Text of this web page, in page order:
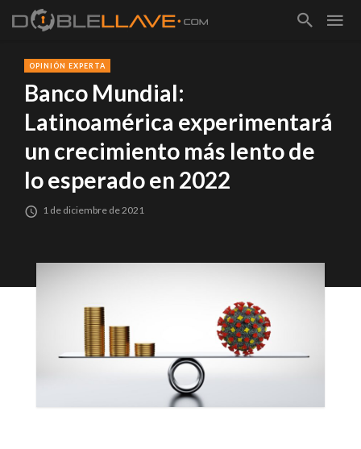
OPINIÓN EXPERTA
Banco Mundial:
Latinoamérica experimentará
un crecimiento más lento de
lo esperado en 2022
1 de diciembre de 2021